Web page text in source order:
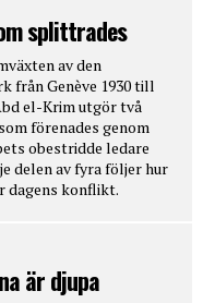
splittrades
av den
från Genève 1930 till
el-Krim utgör två
förenades genom
obestridde ledare
delen av fyra följer hur
dagens konflikt.
är djupa